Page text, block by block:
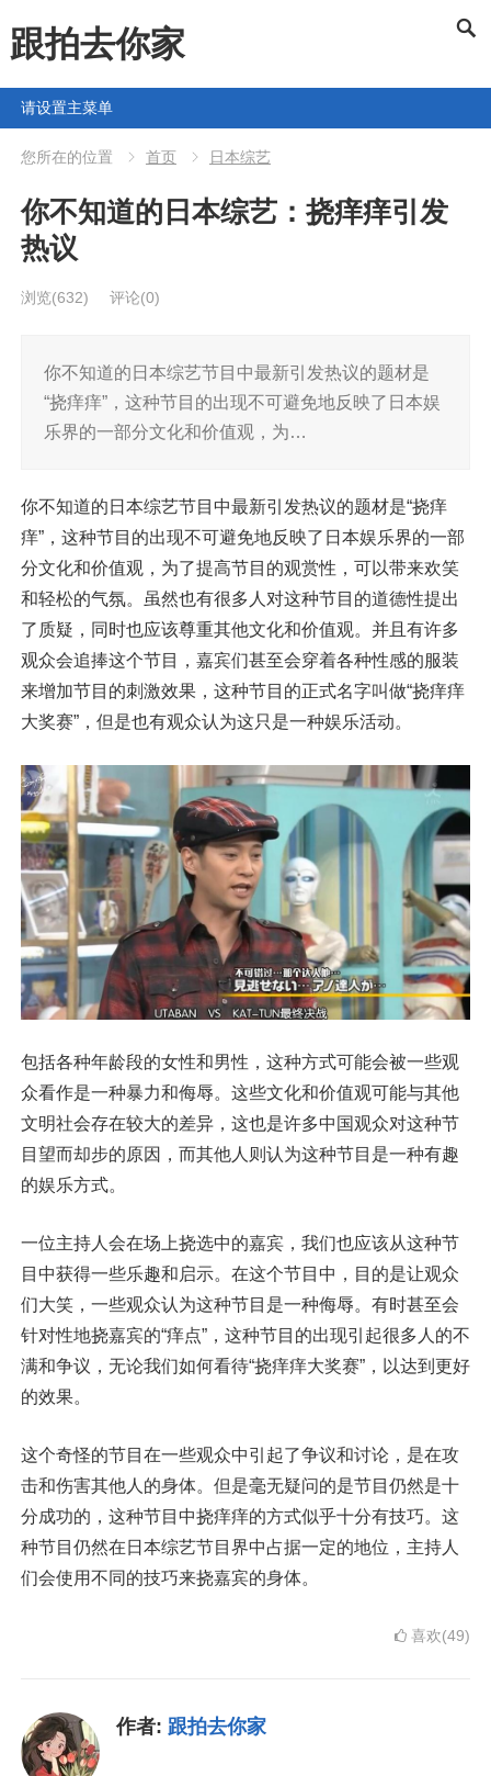
跟拍去你家
请设置主菜单
您所在的位置 首页 日本综艺
你不知道的日本综艺：挠痒痒引发
热议
浏览(632) 评论(0)
你不知道的日本综艺节目中最新引发热议的题材是
“挠痒痒”，这种节目的出现不可避免地反映了日本娱
乐界的一部分文化和价值观，为…
你不知道的日本综艺节目中最新引发热议的题材是“挠痒
痒”，这种节目的出现不可避免地反映了日本娱乐界的一部
分文化和价值观，为了提高节目的观赏性，可以带来欢笑
和轻松的气氛。虽然也有很多人对这种节目的道德性提出
了质疑，同时也应该尊重其他文化和价值观。并且有许多
观众会追捧这个节目，嘉宾们甚至会穿着各种性感的服装
来增加节目的刺激效果，这种节目的正式名字叫做“挠痒痒
大奖赛”，但是也有观众认为这只是一种娱乐活动。
包括各种年龄段的女性和男性，这种方式可能会被一些观
众看作是一种暴力和侮辱。这些文化和价值观可能与其他
文明社会存在较大的差异，这也是许多中国观众对这种节
目望而却步的原因，而其他人则认为这种节目是一种有趣
的娱乐方式。
一位主持人会在场上挠选中的嘉宾，我们也应该从这种节
目中获得一些乐趣和启示。在这个节目中，目的是让观众
们大笑，一些观众认为这种节目是一种侮辱。有时甚至会
针对性地挠嘉宾的“痒点”，这种节目的出现引起很多人的不
满和争议，无论我们如何看待“挠痒痒大奖赛”，以达到更好
的效果。
这个奇怪的节目在一些观众中引起了争议和讨论，是在攻
击和伤害其他人的身体。但是毫无疑问的是节目仍然是十
分成功的，这种节目中挠痒痒的方式似乎十分有技巧。这
种节目仍然在日本综艺节目界中占据一定的地位，主持人
们会使用不同的技巧来挠嘉宾的身体。
喜欢(49)
作者: 跟拍去你家